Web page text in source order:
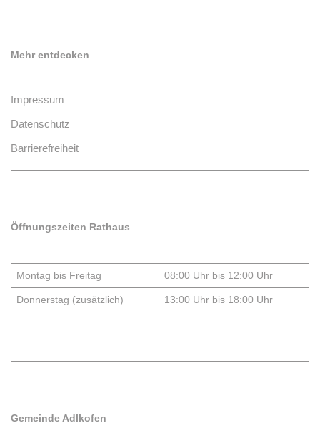
Mehr entdecken
Impressum
Datenschutz
Barrierefreiheit
Öffnungszeiten Rathaus
Montag bis Freitag 08:00 Uhr bis 12:00 Uhr
Donnerstag (zusätzlich) 13:00 Uhr bis 18:00 Uhr
Gemeinde Adlkofen